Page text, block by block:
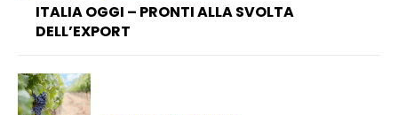
ITALIA OGGI – PRONTI ALLA SVOLTA
DELL’EXPORT